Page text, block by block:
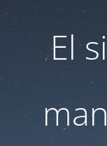
El